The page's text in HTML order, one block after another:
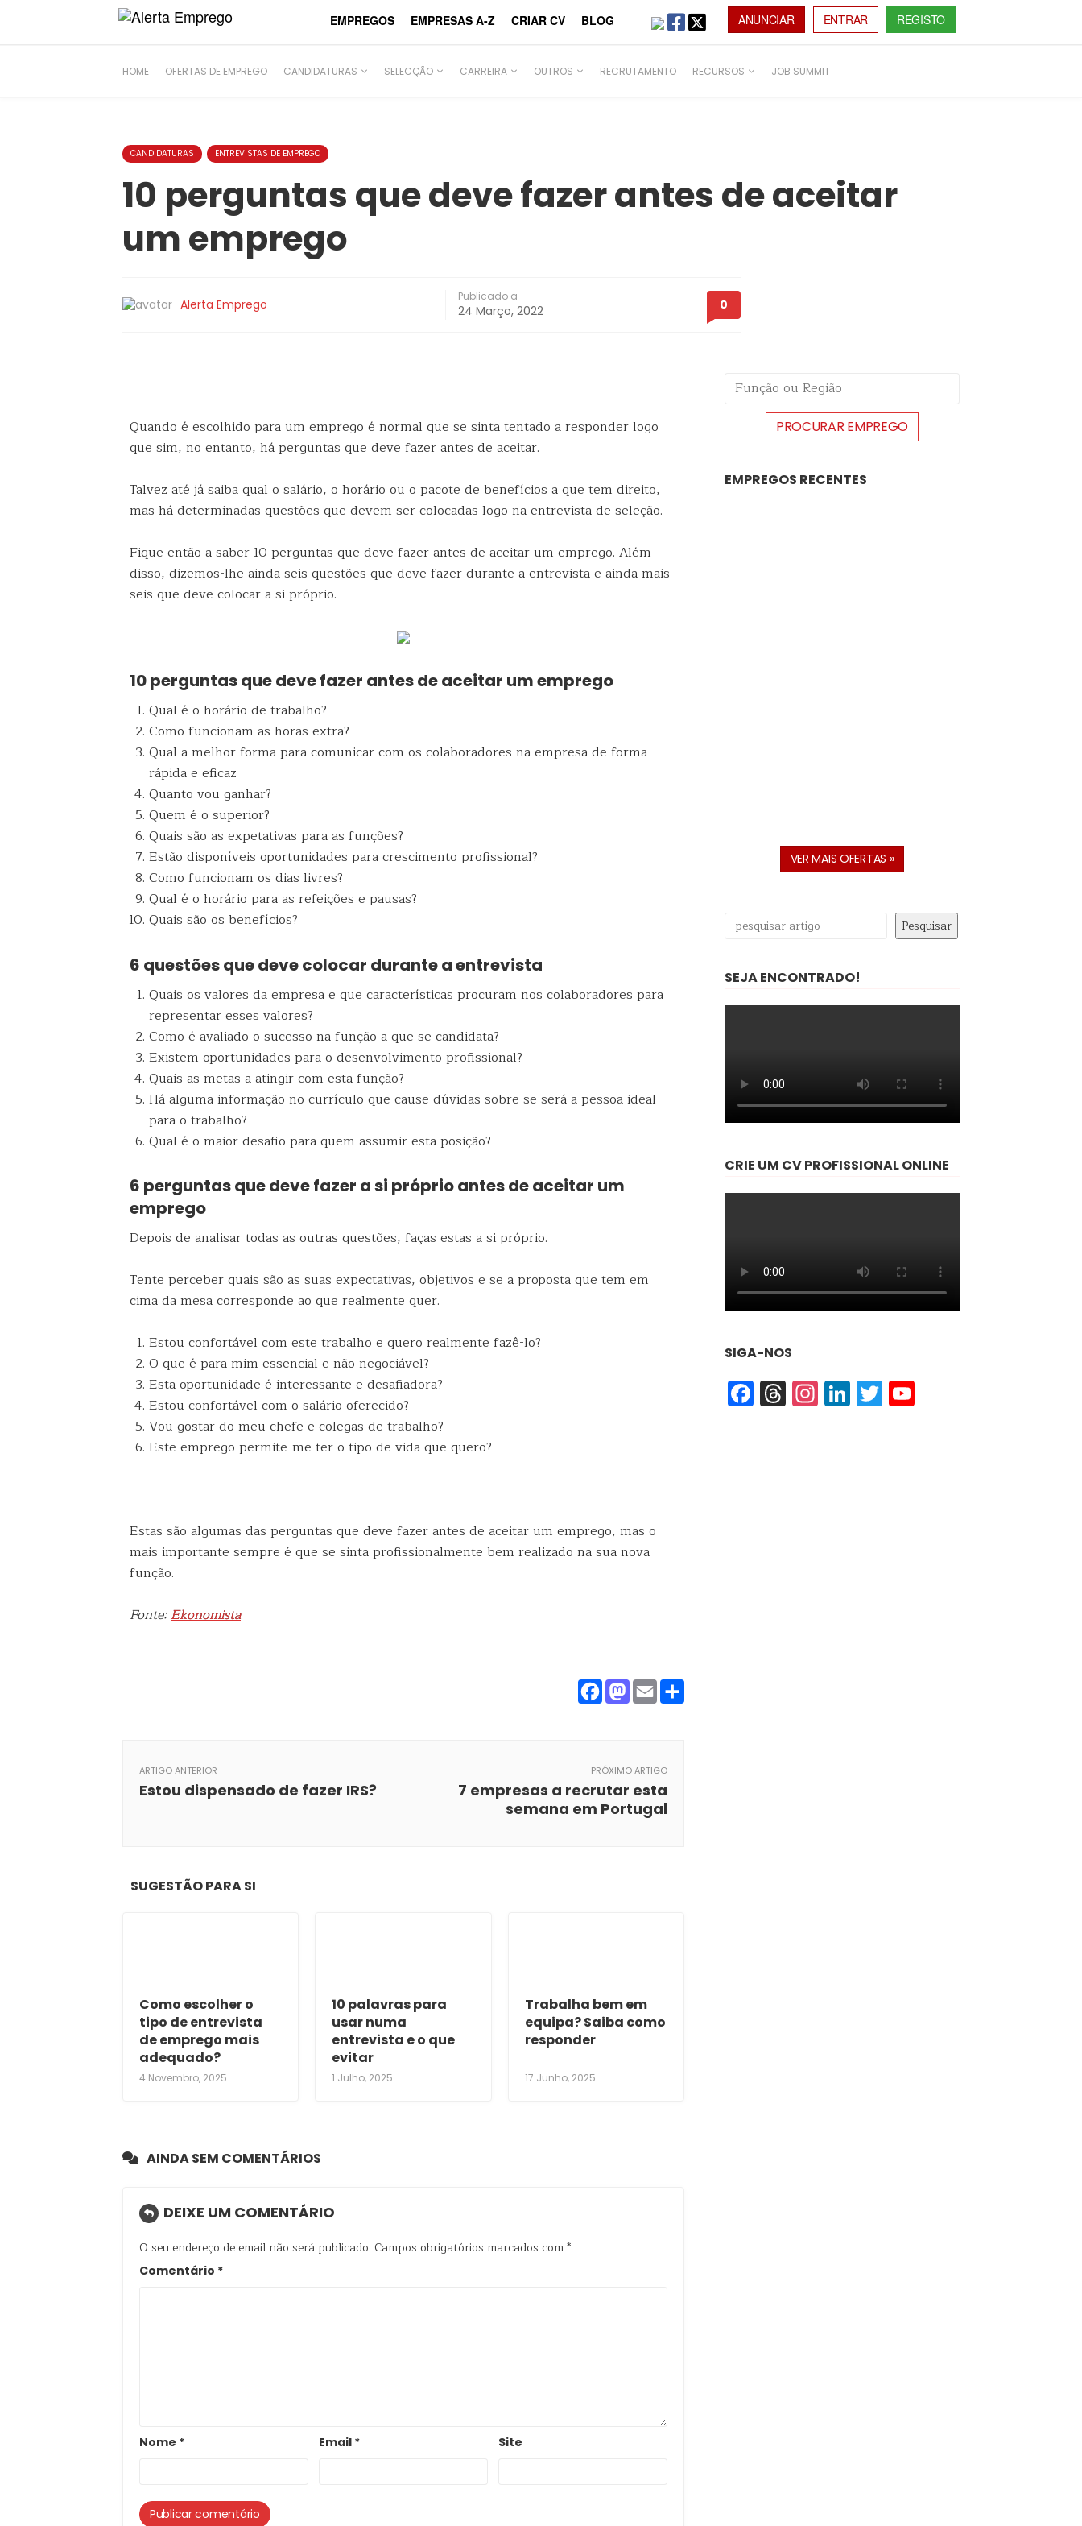
ANUNCIAR ENTRAR REGISTO
EMPREGOS EMPRESAS A-Z CRIAR CV BLOG
HOME OFERTAS DE EMPREGO CANDIDATURAS SELECÇÃO CARREIRA OUTROS RECRUTAMENTO RECURSOS JOB SUMMIT
CANDIDATURAS ENTREVISTAS DE EMPREGO
10 perguntas que deve fazer antes de aceitar
um emprego
Alerta Emprego
Publicado a
24 Março, 2022 0
Quando é escolhido para um emprego é normal que se sinta tentado a responder logo
que sim, no entanto, há perguntas que deve fazer antes de aceitar.
Talvez até já saiba qual o salário, o horário ou o pacote de benefícios a que tem direito,
mas há determinadas questões que devem ser colocadas logo na entrevista de seleção.
Fique então a saber 10 perguntas que deve fazer antes de aceitar um emprego. Além
disso, dizemos-lhe ainda seis questões que deve fazer durante a entrevista e ainda mais
seis que deve colocar a si próprio.
10 perguntas que deve fazer antes de aceitar um emprego
Qual é o horário de trabalho?
Como funcionam as horas extra?
Qual a melhor forma para comunicar com os colaboradores na empresa de forma
rápida e eficaz
Quanto vou ganhar?
Quem é o superior?
Quais são as expetativas para as funções?
Estão disponíveis oportunidades para crescimento profissional?
Como funcionam os dias livres?
Qual é o horário para as refeições e pausas?
Quais são os benefícios?
6 questões que deve colocar durante a entrevista
Quais os valores da empresa e que características procuram nos colaboradores para
representar esses valores?
Como é avaliado o sucesso na função a que se candidata?
Existem oportunidades para o desenvolvimento profissional?
Quais as metas a atingir com esta função?
Há alguma informação no currículo que cause dúvidas sobre se será a pessoa ideal
para o trabalho?
Qual é o maior desafio para quem assumir esta posição?
6 perguntas que deve fazer a si próprio antes de aceitar um
emprego
Depois de analisar todas as outras questões, faças estas a si próprio.
Tente perceber quais são as suas expectativas, objetivos e se a proposta que tem em
cima da mesa corresponde ao que realmente quer.
Estou confortável com este trabalho e quero realmente fazê-lo?
O que é para mim essencial e não negociável?
Esta oportunidade é interessante e desafiadora?
Estou confortável com o salário oferecido?
Vou gostar do meu chefe e colegas de trabalho?
Este emprego permite-me ter o tipo de vida que quero?
Estas são algumas das perguntas que deve fazer antes de aceitar um emprego, mas o
mais importante sempre é que se sinta profissionalmente bem realizado na sua nova
função.
Fonte:Ekonomista
Facebook
Mastodon
Email
ARTIGO ANTERIOR
Estou dispensado de fazer IRS?
PRÓXIMO ARTIGO
7 empresas a recrutar esta
semana em Portugal
SUGESTÃO PARA SI
Como escolher o
tipo de entrevista
de emprego mais
adequado?
4 Novembro, 2025
10 palavras para
usar numa
entrevista e o que
evitar
1 Julho, 2025
Trabalha bem em
equipa? Saiba como
responder
17 Junho, 2025
AINDA SEM COMENTÁRIOS
DEIXE UM COMENTÁRIO
O seu endereço de email não será publicado. Campos obrigatórios marcados com*
Comentário *
Nome * Email * Site
EMPREGOS RECENTES
VER MAIS OFERTAS »
Pesquisar Pesquisar
SEJA ENCONTRADO!
CRIE UM CV PROFISSIONAL ONLINE
SIGA-NOS
Facebook
Threads
Instagram
LinkedIn
Twitter